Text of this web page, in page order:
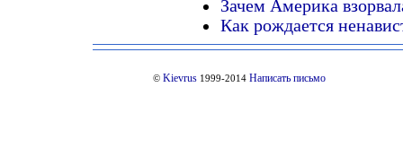
Зачем Америка
Как рождается
© Kievrus1999-2014 Написать письмо